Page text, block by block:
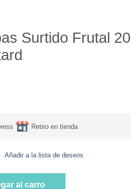
Surtido Frutal
Retiro en tienda
Añadir a la lista de deseos
20 bolsas Marca Saint Gottard
al carro